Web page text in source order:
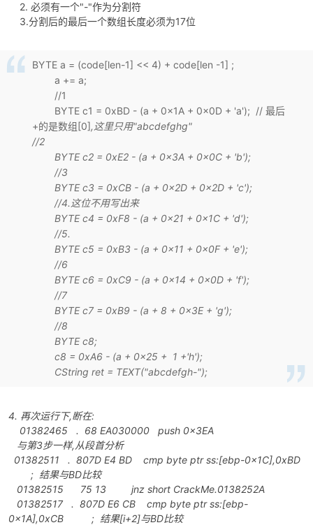
52
2. 必须有一个"-"作为分割符
3.分割后的最后一个数组长度必须为17位
BYTE a = (code[len-1] << 4) + code[len -1] ;
a += a;
//1
BYTE c1 = 0xBD - (a + 0x1A + 0x0D + 'a'); // 最后
+的是数组[0],这里只用"abcdefghg"
//2
BYTE c2 = 0xE2 - (a + 0x3A + 0x0C + 'b');
//3
BYTE c3 = 0xCB - (a + 0x2D + 0x2D + 'c');
//4.这位不用写出来
BYTE c4 = 0xF8 - (a + 0x21 + 0x1C + 'd');
//5.
BYTE c5 = 0xB3 - (a + 0x11 + 0x0F + 'e');
//6
BYTE c6 = 0xC9 - (a + 0x14 + 0x0D + 'f');
//7
BYTE c7 = 0xB9 - (a + 8 + 0x3E + 'g');
//8
BYTE c8;
c8 = 0xA6 - (a + 0x25 + 1 +'h');
CString ret = TEXT("abcdefgh-");
4. 再次运行下,断在:
01382465 . 68 EA030000 push 0x3EA
与第3步一样,从段首分析
01382511 . 807D E4 BD cmp byte ptr ss:[ebp-0x1C],0xBD
; 结果与BD比较
01382515 75 13 jnz short CrackMe.0138252A
01382517 . 807D E6 CB cmp byte ptr ss:[ebp-
0x1A],0xCB ; 结果[i+2]与BD比较